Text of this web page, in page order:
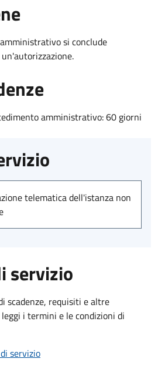
si conclude
amministrativo: 60 giorni
telematica dell'istanza non
servizio
scadenze, requisiti e altre
i termini e le condizioni di
servizio